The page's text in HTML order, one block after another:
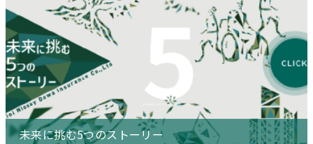
2025年10月7日
サービス
クルマの安心サポート「お薬に関
するご相談」のサービス廃止につ
いて（PDF 68.8KB）
2022年9月2日
商品
火災保険、地震保険、物系新種保
険のクレジットカード払および払
込票払における保険料返還規定の
変更について（PDF 220.4KB）
2026年7月8日
会社
「Insurance Asia Awards 2026」
で2部門を受賞（PDF 372）
2026年6月18日
人事
ライン部長人事に関するお知らせ
（PDF 290KB）
2026年6月15日
会社
業務改善計画の進捗状況について
（2026年5月末時点）（PDF 932K
B）
未来に挑む5つのストーリー